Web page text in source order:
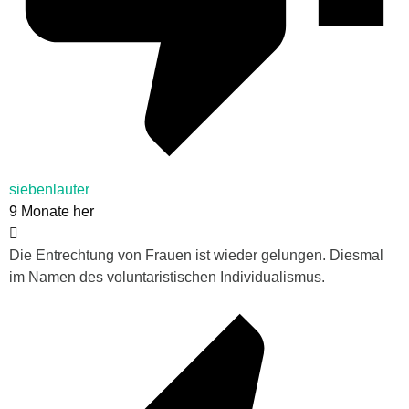
siebenlauter
9 Monate her
Die Entrechtung von Frauen ist wieder gelungen. Diesmal
im Namen des voluntaristischen Individualismus.